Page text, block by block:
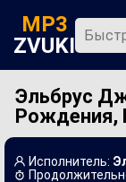
MP3
ZVUKI
Главная
Новинки
Популярная
Эльбрус
Рождения,
Исполнитель: